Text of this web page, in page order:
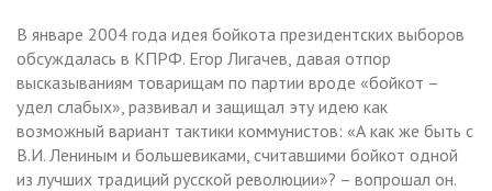
В январе 2004 года идея бойкота президентских выборов
обсуждалась в КПРФ. Егор Лигачев, давая отпор
высказываниям товарищам по партии вроде «бойкот –
удел слабых», развивал и защищал эту идею как
возможный вариант тактики коммунистов: «А как же быть с
В.И. Лениным и большевиками, считавшими бойкот одной
из лучших традиций русской революции»? – вопрошал он.